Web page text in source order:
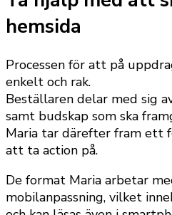
hemsida
Processen för att på
enkelt och rak.
Beställaren delar med sig
samt budskap som ska
Maria tar därefter fram ett
att ta action på.
De format Maria arbetar
mobilanpassning, vilket